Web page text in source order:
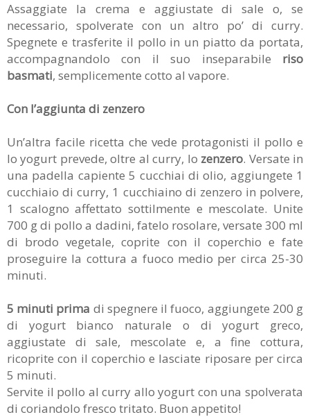
Assaggiate la crema e aggiustate di sale o, se
necessario, spolverate con un altro po’ di curry.
Spegnete e trasferite il pollo in un piatto da portata,
accompagnandolo con il suo inseparabile riso
basmati, semplicemente cotto al vapore.
Con l’aggiunta di zenzero
Un’altra facile ricetta che vede protagonisti il pollo e
lo yogurt prevede, oltre al curry, lo zenzero. Versate in
una padella capiente 5 cucchiai di olio, aggiungete 1
cucchiaio di curry, 1 cucchiaino di zenzero in polvere,
1 scalogno affettato sottilmente e mescolate. Unite
700 g di pollo a dadini, fatelo rosolare, versate 300 ml
di brodo vegetale, coprite con il coperchio e fate
proseguire la cottura a fuoco medio per circa 25-30
minuti.
5 minuti prima di spegnere il fuoco, aggiungete 200 g
di yogurt bianco naturale o di yogurt greco,
aggiustate di sale, mescolate e, a fine cottura,
ricoprite con il coperchio e lasciate riposare per circa
5 minuti.
Servite il pollo al curry allo yogurt con una spolverata
di coriandolo fresco tritato. Buon appetito!